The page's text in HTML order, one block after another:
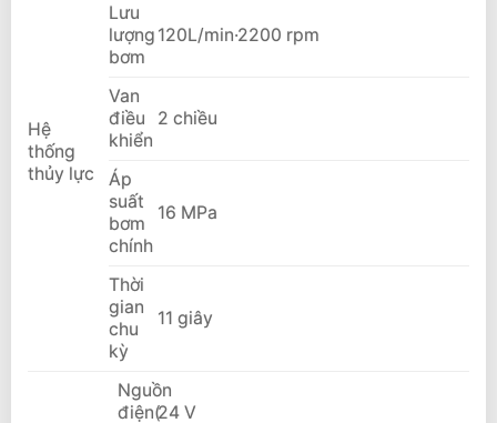
Hệ
thống
thủy lực
Lưu
lượng
bơm
120L/min·2200 rpm
Van
điều
khiển
2 chiều
Áp
suất
bơm
chính
16 MPa
Thời
gian
chu
kỳ
11 giây
Nguồn
điện(24 V